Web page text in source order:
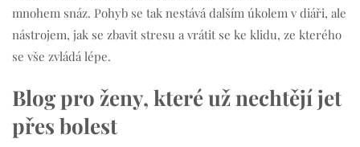
mnohem snáz. Pohyb se tak nestává dalším úkolem v diáři, ale
nástrojem, jak se zbavit stresu a vrátit se ke klidu, ze kterého
se vše zvládá lépe.
Blog pro ženy, které už nechtějí jet
přes bolest